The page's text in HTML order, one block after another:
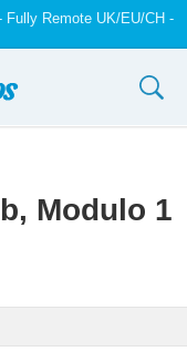
Remote UK/EU/CH -
Modulo 1